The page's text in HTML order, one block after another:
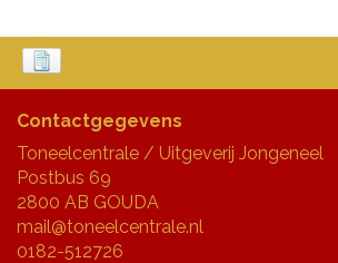
Contactgegevens
Toneelcentrale / Uitgeverij Jongeneel
Postbus 69
2800 AB GOUDA
mail@toneelcentrale.nl
0182-512726